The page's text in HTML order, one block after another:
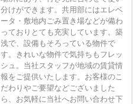
分けができます。共用部にはエレベ
ータ・敷地内ごみ置き場などが備わ
っておりとても充実しています。築
浅で、設備もそろっている物件で
す。きれいな物件で気持ちもフレッ
シュ。当社スタッフが地域の賃貸情
報をご提供いたします。お客様のこ
だわりやご要望などございました
ら、お気軽に当社へお問い合わせ下